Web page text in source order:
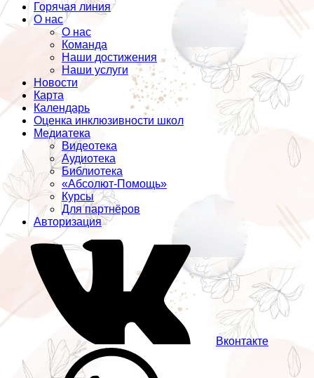
Горячая линия
О нас
О нас
Команда
Наши достижения
Наши услуги
Новости
Карта
Календарь
Оценка инклюзивности школ
Медиатека
Видеотека
Аудиотека
Библиотека
«Абсолют-Помощь»
Курсы
Для партнёров
Авторизация
Вконтакте